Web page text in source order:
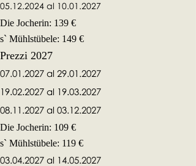
05.12.2024 al 10.01.2027
Die Jocherin: 139 €
s` Mühlstübele: 149 €
Prezzi 2027
07.01.2027 al 29.01.2027
19.02.2027 al 19.03.2027
08.11.2027 al 03.12.2027
Die Jocherin: 109 €
s` Mühlstübele: 119 €
03.04.2027 al 14.05.2027